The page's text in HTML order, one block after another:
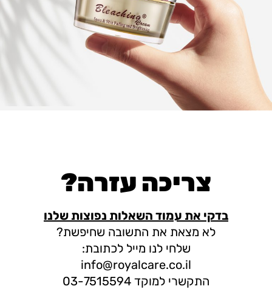
צריכה עזרה?
בדקי את עמוד השאלות נפוצות שלנו
לא מצאת את התשובה שחיפשת?
שלחי לנו מייל לכתובת:
info@royalcare.co.il
התקשרי למוקד 03-7515594